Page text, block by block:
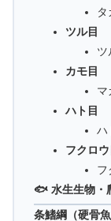
タ
ツル目
ツ
カモ目
マ
ハト目
ハ
フクロウ
フ
🐟 水生生物・
条鰭綱（硬骨魚